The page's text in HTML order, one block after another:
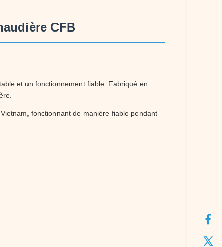
CFB
et un fonctionnement fiable. Fabriqué en
fonctionnant de manière fiable pendant